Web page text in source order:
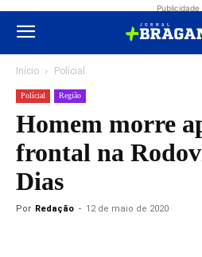
Publicidade
Início Polícial
Polícial Região
Homem morre
frontal na
Dias
Por Redação - 12 de maio de 2020